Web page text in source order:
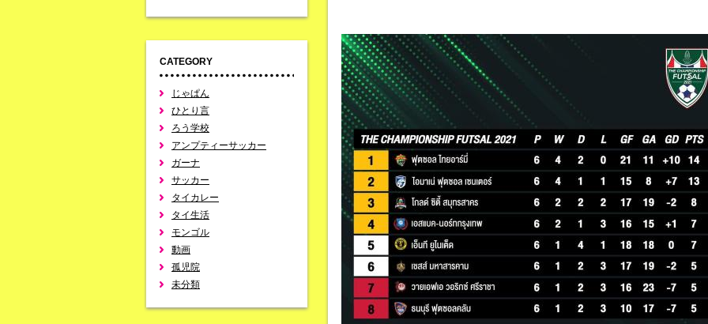
CATEGORY
じゃぱん
ひとり言
ろう学校
アンプティーサッカー
ガーナ
サッカー
タイカレー
タイ生活
モンゴル
動画
孤児院
未分類